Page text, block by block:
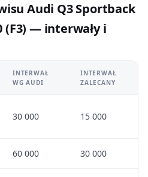
Audi Q3 Sportback
(F3) — interwały i
INTERWAŁ
WG AUDI
INTERWAŁ
ZALECANY
30 000 15 000
60 000 30 000